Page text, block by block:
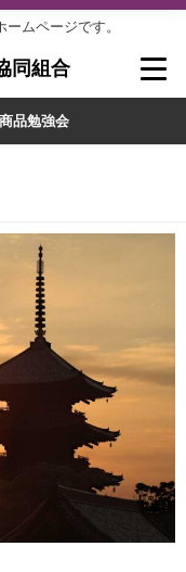
ムページです。
同組合
品勉強会